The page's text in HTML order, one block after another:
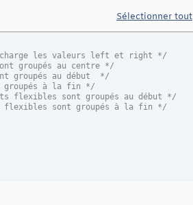
Sélectionner tout
charge les valeurs left et right */
groupés au centre */
groupés au début  */
groupés à la fin */
flexibles sont groupés au début */
flexibles sont groupés à la fin */